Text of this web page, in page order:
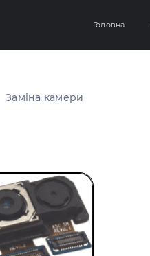
Головна
Заміна камери